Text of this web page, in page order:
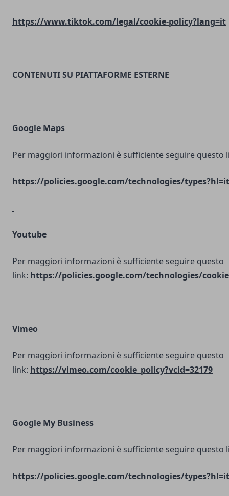
https://www.tiktok.com/legal/cookie-policy?lang=it
CONTENUTI SU PIATTAFORME ESTERNE
Google Maps
Per maggiori informazioni è sufficiente seguire questo
https://policies.google.com/technologies/types?hl=it
Youtube
Per maggiori informazioni è sufficiente seguire questo
link: https://policies.google.com/technologies/
Vimeo
Per maggiori informazioni è sufficiente seguire questo
link: https://vimeo.com/cookie_policy?vcid=32179
Google My Business
Per maggiori informazioni è sufficiente seguire questo
https://policies.google.com/technologies/types?hl=it